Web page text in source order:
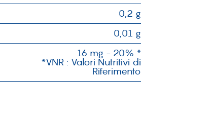
0,2 g
0,01 g
16 mg - 20% *
*VNR : Valori Nutritivi di
Riferimento